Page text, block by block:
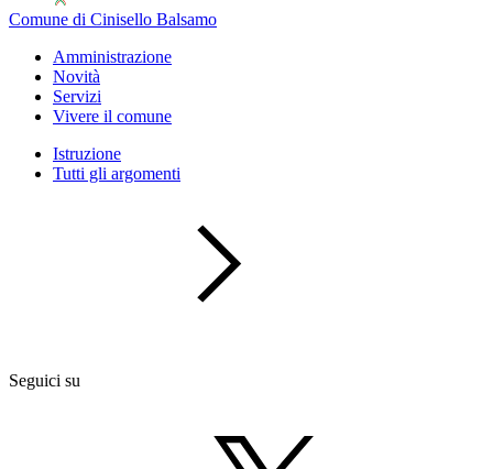
Comune di Cinisello Balsamo
Amministrazione
Novità
Servizi
Vivere il comune
Istruzione
Tutti gli argomenti
Seguici su